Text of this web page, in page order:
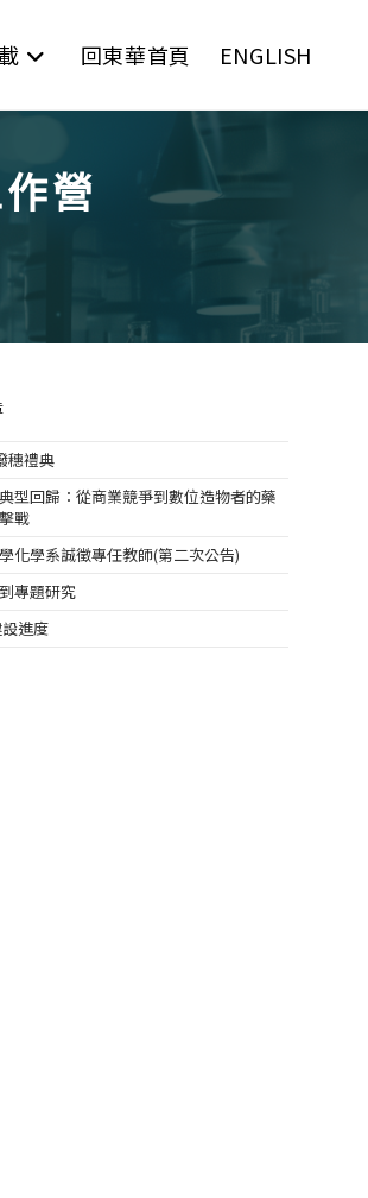
回東華首頁 ENGLISH
營
穗禮典
型回歸：從商業競爭到數位造物者的藥
戰
化學系誠徵專任教師(第二次公告)
專題研究
進度